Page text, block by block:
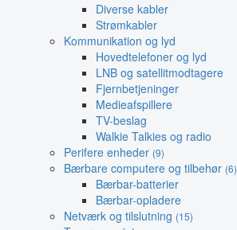
Diverse kabler
Strømkabler
Kommunikation og lyd
Hovedtelefoner og lyd
LNB og satellitmodtagere
Fjernbetjeninger
Medieafspillere
TV-beslag
Walkie Talkies og radio
Perifere enheder (9)
Bærbare computere og tilbehør (6)
Bærbar-batterier
Bærbar-opladere
Netværk og tilslutning (15)